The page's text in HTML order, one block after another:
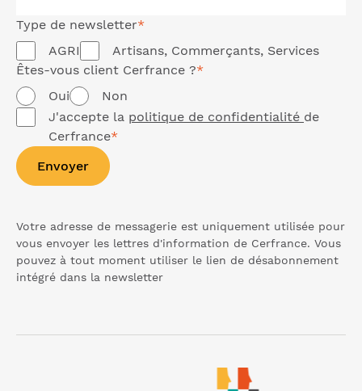
Type de newsletter*
AGRI
Artisans, Commerçants, Services
Êtes-vous client Cerfrance ?*
Oui
Non
J'accepte la politique de confidentialité de
Cerfrance*
Envoyer
Votre adresse de messagerie est uniquement utilisée pour
vous envoyer les lettres d'information de Cerfrance. Vous
pouvez à tout moment utiliser le lien de désabonnement
intégré dans la newsletter